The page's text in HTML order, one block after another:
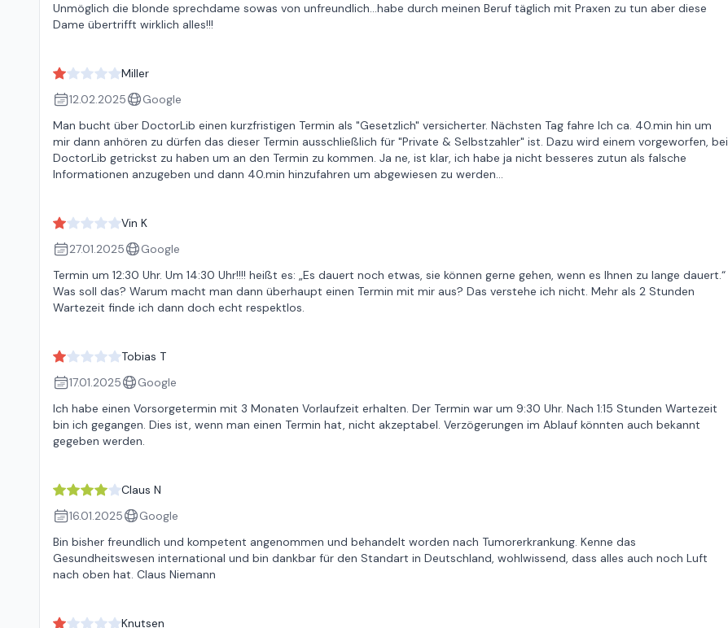
Unmöglich die blonde sprechdame sowas von unfreundlich...habe durch meinen Beruf täglich mit Praxen zu tun aber diese
Dame übertrifft wirklich alles!!!
Miller
12.02.2025
Google
Man bucht über DoctorLib einen kurzfristigen Termin als "Gesetzlich" versicherter. Nächsten Tag fahre Ich ca. 40.min hin um
mir dann anhören zu dürfen das dieser Termin ausschließlich für "Private & Selbstzahler" ist. Dazu wird einem vorgeworfen, bei
DoctorLib getrickst zu haben um an den Termin zu kommen. Ja ne, ist klar, ich habe ja nicht besseres zutun als falsche
Informationen anzugeben und dann 40.min hinzufahren um abgewiesen zu werden...
Vin K
27.01.2025
Google
Termin um 12:30 Uhr. Um 14:30 Uhr!!!! heißt es: „Es dauert noch etwas, sie können gerne gehen, wenn es Ihnen zu lange dauert.“
Was soll das? Warum macht man dann überhaupt einen Termin mit mir aus? Das verstehe ich nicht. Mehr als 2 Stunden
Wartezeit finde ich dann doch echt respektlos.
Tobias T
17.01.2025
Google
Ich habe einen Vorsorgetermin mit 3 Monaten Vorlaufzeit erhalten. Der Termin war um 9:30 Uhr. Nach 1:15 Stunden Wartezeit
bin ich gegangen. Dies ist, wenn man einen Termin hat, nicht akzeptabel. Verzögerungen im Ablauf könnten auch bekannt
gegeben werden.
Claus N
16.01.2025
Google
Bin bisher freundlich und kompetent angenommen und behandelt worden nach Tumorerkrankung. Kenne das
Gesundheitswesen international und bin dankbar für den Standart in Deutschland, wohlwissend, dass alles auch noch Luft
nach oben hat. Claus Niemann
Knutsen